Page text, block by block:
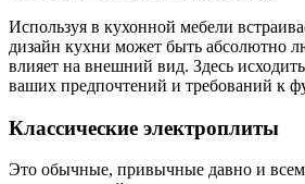
Используя в кухонной мебели
дизайн кухни может быть абсолютно
влияет на внешний вид. Здесь
ваших предпочтений и требований к
Классические электроплиты
Это обычные, привычные давно и